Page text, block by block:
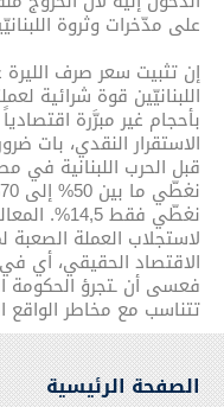
على مدّخرات وثروة
إن تثبيت سعر صرف
اللبنانيّين قوة شرائية
بأحجام غير مبرَّرة
الاستقرار النقدي، بات
قبل الحرب اللبنانية في
نغطّي فقط
لاستجلاب العملة
الاقتصاد الحقيقي، أي
فعسى أن ـتجرؤ الحكومة
تتناسب مع مخاطر الواقع
الصفحة الرئيسية